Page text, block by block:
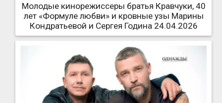
Молодые кинорежиссеры братья Кравчуки, 40
лет «Формуле любви» и кровные узы Марины
Кондратьевой и Сергея Година 24.04.2026